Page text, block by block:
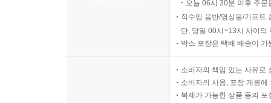
오늘 06시 30분 이후 주
직수입 음반/영상물/기프트
단, 당일 00시~13시 사이의
박스 포장은 택배 배송이
소비자의 책임 있는 사유로
소비자의 사용, 포장 개봉
복제가 가능한 상품 등의